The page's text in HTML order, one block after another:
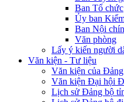
Ban Tổ chức
Ủy ban
Ban Nội
Văn phòng
Lấy ý kiến người
Văn kiện - Tư liệu
Văn kiện của Đảng
Văn kiện Đại hội
Lịch sử Đảng bộ